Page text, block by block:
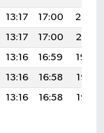
13:17 17:00
20:02
13:17 17:00
20:01
13:16 16:59
19:59
13:16 16:58
19:58
13:16 16:58 19:56